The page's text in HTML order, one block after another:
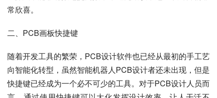
常欣喜。
二、PCB画板快捷键
随着开发工具的繁荣，PCB设计软件也已经从最初的手工艺
向智能化转型，虽然智能机器人PCB设计者还未出现，但是
快捷键已经成为一个必不可少的工具。对于PCB设计人员而